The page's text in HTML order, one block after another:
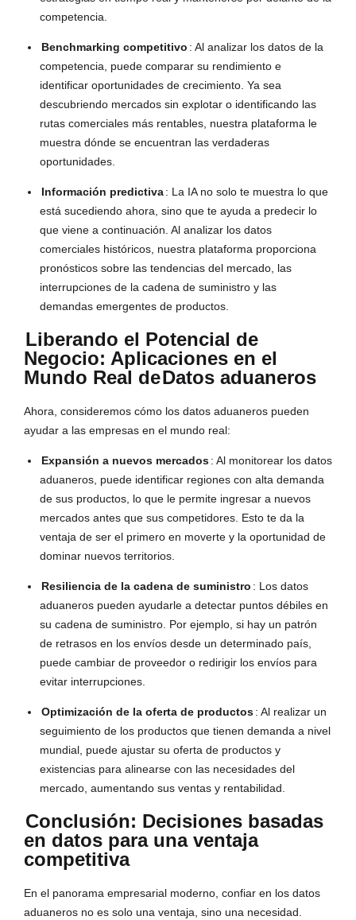
competencia.
Benchmarking competitivo : Al analizar los datos de la
competencia, puede comparar su rendimiento e
identificar oportunidades de crecimiento. Ya sea
descubriendo mercados sin explotar o identificando las
rutas comerciales más rentables, nuestra plataforma le
muestra dónde se encuentran las verdaderas
oportunidades.
Información predictiva: La IA no solo te muestra lo que
está sucediendo ahora, sino que te ayuda a predecir lo
que viene a continuación. Al analizar los datos
comerciales históricos, nuestra plataforma proporciona
pronósticos sobre las tendencias del mercado, las
interrupciones de la cadena de suministro y las
demandas emergentes de productos.
Liberando el Potencial de
Negocio: Aplicaciones en el
Mundo Real deDatos aduaneros
Ahora, consideremos cómo los datos aduaneros pueden
ayudar a las empresas en el mundo real:
Expansión a nuevos mercados: Al monitorear los datos
aduaneros, puede identificar regiones con alta demanda
de sus productos, lo que le permite ingresar a nuevos
mercados antes que sus competidores. Esto te da la
ventaja de ser el primero en moverte y la oportunidad de
dominar nuevos territorios.
Resiliencia de la cadena de suministro : Los datos
aduaneros pueden ayudarle a detectar puntos débiles en
su cadena de suministro. Por ejemplo, si hay un patrón
de retrasos en los envíos desde un determinado país,
puede cambiar de proveedor o redirigir los envíos para
evitar interrupciones.
Optimización de la oferta de productos: Al realizar un
seguimiento de los productos que tienen demanda a nivel
mundial, puede ajustar su oferta de productos y
existencias para alinearse con las necesidades del
mercado, aumentando sus ventas y rentabilidad.
Conclusión: Decisiones basadas
en datos para una ventaja
competitiva
En el panorama empresarial moderno, confiar en los datos
aduaneros no es solo una ventaja, sino una necesidad.